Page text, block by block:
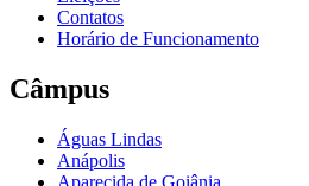
Contatos
Horário de Funcionamento
Câmpus
Águas Lindas
Anápolis
Aparecida de Goiânia